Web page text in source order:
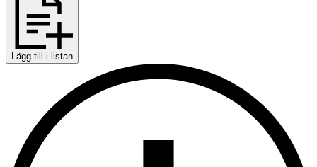
Lägg till i listan